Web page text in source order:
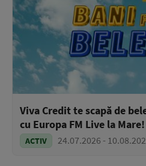
Viva Credit te scapă de
cu Europa FM Live la Mare!
ACTIV 24.07.2026 -